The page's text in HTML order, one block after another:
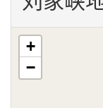
+
−